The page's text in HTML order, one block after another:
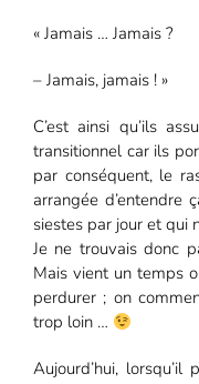
« Jamais … Jamais ?
– Jamais, jamais ! »
C’est ainsi qu’ils
transitionnel car ils
par conséquent, le
arrangée d’entendre
siestes par jour et qui
Je ne trouvais donc
Mais vient un temps
perdurer ; on
trop loin …
Aujourd’hui,